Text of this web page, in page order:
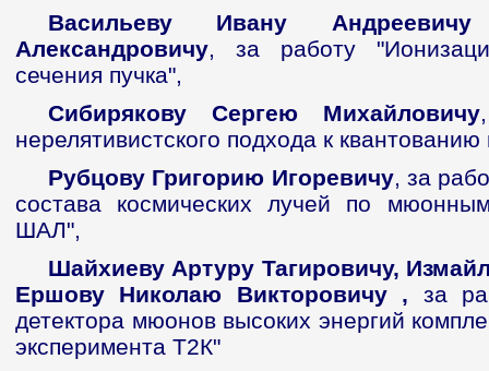
Васильеву Ивану
Александровичу, за работу
сечения пучка",
Сибирякову Сергею Михайловичу
нерелятивистского подхода к квантованию
Рубцову Григорию Игоревичу, за
состава космических лучей по
ШАЛ",
Шайхиеву Артуру Тагировичу,
Ершову Николаю Викторовичу , за
детектора мюонов высоких энергий
эксперимента Т2К"